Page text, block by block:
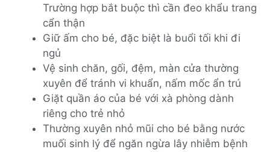
Trường hợp bắt buộc thì cần đeo khẩu trang
cẩn thận
Giữ ấm cho bé, đặc biệt là buổi tối khi đi
ngủ
Vệ sinh chăn, gối, đệm, màn cửa thường
xuyên để tránh vi khuẩn, nấm mốc ẩn trú
Giặt quần áo của bé với xà phòng dành
riêng cho trẻ nhỏ
Thường xuyên nhỏ mũi cho bé bằng nước
muối sinh lý để ngăn ngừa lây nhiễm bệnh